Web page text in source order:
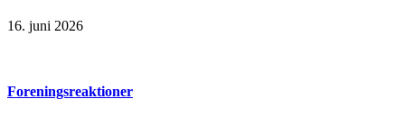
16. juni 2026
Foreningsreaktioner